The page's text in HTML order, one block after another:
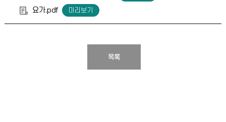
요가.pdf
목록